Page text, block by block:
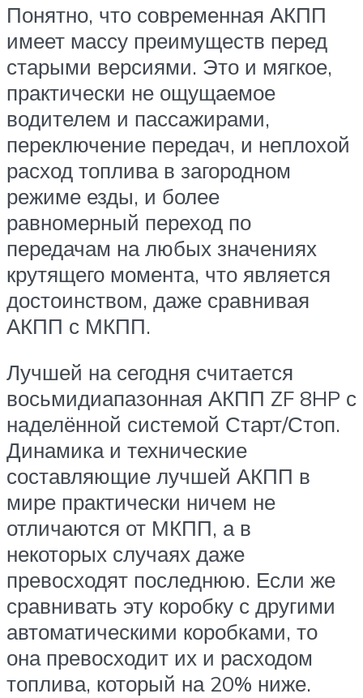
Понятно, что современная АКПП
имеет массу преимуществ перед
старыми версиями. Это и мягкое,
практически не ощущаемое
водителем и пассажирами,
переключение передач, и неплохой
расход топлива в загородном
режиме езды, и более
равномерный переход по
передачам на любых значениях
крутящего момента, что является
достоинством, даже сравнивая
АКПП с МКПП.
Лучшей на сегодня считается
восьмидиапазонная АКПП ZF 8HP с
наделённой системой Старт/Стоп.
Динамика и технические
составляющие лучшей АКПП в
мире практически ничем не
отличаются от МКПП, а в
некоторых случаях даже
превосходят последнюю. Если же
сравнивать эту коробку с другими
автоматическими коробками, то
она превосходит их и расходом
топлива, который на 20% ниже.